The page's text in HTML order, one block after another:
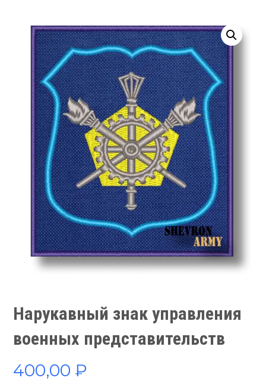
Нарукавный знак управления
военных представительств
400,00₽